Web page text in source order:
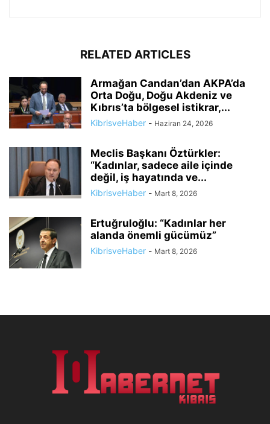
RELATED ARTICLES
Armağan Candan’dan AKPA’da
Orta Doğu, Doğu Akdeniz ve
Kıbrıs’ta bölgesel istikrar,...
KibrisveHaber - Haziran 24, 2026
Meclis Başkanı Öztürkler:
“Kadınlar, sadece aile içinde
değil, iş hayatında ve...
KibrisveHaber - Mart 8, 2026
Ertuğruloğlu: “Kadınlar her
alanda önemli gücümüz”
KibrisveHaber - Mart 8, 2026